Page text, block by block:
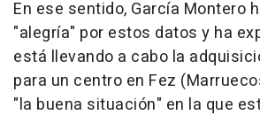
En ese sentido, García Montero
"alegría" por estos datos y ha
está llevando a cabo la
para un centro en Fez
"la buena situación" en la que